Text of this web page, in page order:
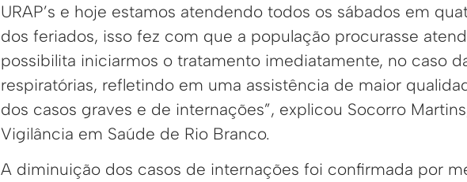
URAP’s e hoje estamos atendendo todos os sábados em
dos feriados, isso fez com que a população procurasse
possibilita iniciarmos o tratamento imediatamente, no caso
respiratórias, refletindo em uma assistência de maior
dos casos graves e de internações”, explicou Socorro
Vigilância em Saúde de Rio Branco.
A diminuição dos casos de internações foi confirmada por